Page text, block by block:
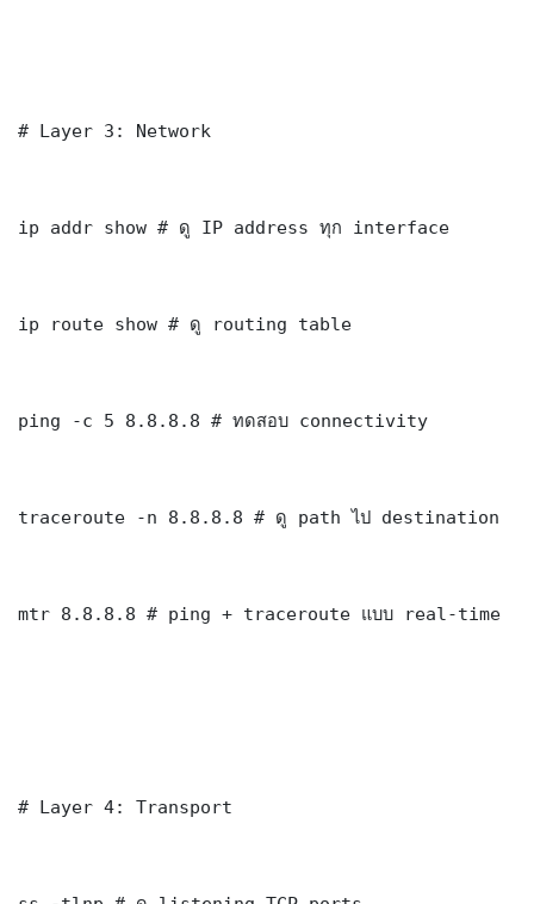
# Layer 3: Network
ip addr show # ดู IP address ทุก interface
ip route show # ดู routing table
ping -c 5 8.8.8.8 # ทดสอบ connectivity
traceroute -n 8.8.8.8 # ดู path ไป destination
mtr 8.8.8.8 # ping + traceroute แบบ real-time
# Layer 4: Transport